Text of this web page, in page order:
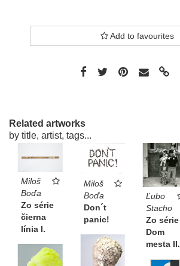
Add to favourites
Related artworks
by title, artist, tags...
Miloš
Boďa
Zo série
čierna
línia I.
Miloš
Boďa
Don´t
panic!
Ľubo
Stacho
Zo série
Dom
mesta II.